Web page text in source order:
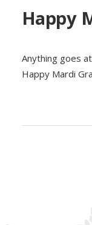
Happy
Anything goes
Happy Mardi